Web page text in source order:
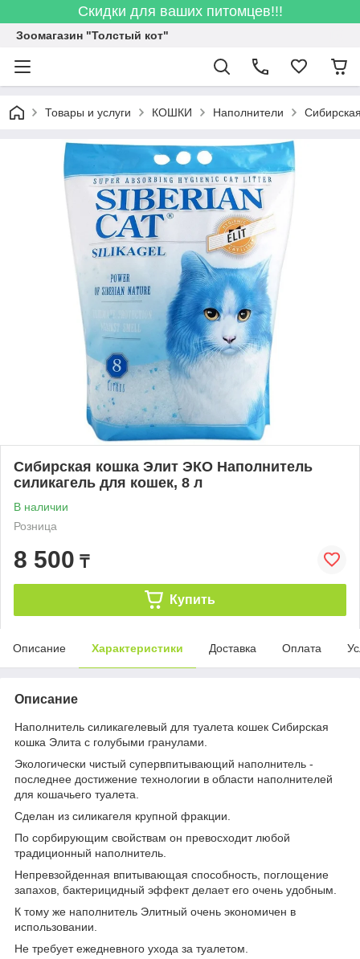
Скидки для ваших питомцев!!!
Зоомагазин "Толстый кот"
Товары и услуги КОШКИ Наполнители
Сибирская кошка Элит ЭКО Наполнитель
силикагель для кошек, 8 л
В наличии
Розница
8 500 ₸
Купить
Описание Характеристики Доставка Оплата
Описание
Наполнитель силикагелевый для туалета кошек Сибирская
кошка Элита с голубыми гранулами.
Экологически чистый супервпитывающий наполнитель -
последнее достижение технологии в области наполнителей
для кошачьего туалета.
Сделан из силикагеля крупной фракции.
По сорбирующим свойствам он превосходит любой
традиционный наполнитель.
Непревзойденная впитывающая способность, поглощение
запахов, бактерицидный эффект делает его очень удобным.
К тому же наполнитель Элитный очень экономичен в
использовании.
Не требует ежедневного ухода за туалетом.